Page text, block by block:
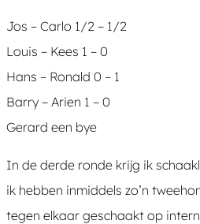
Jos – Carlo 1/2 – 1/2
Louis – Kees 1 – 0
Hans – Ronald 0 – 1
Barry – Arien 1 – 0
Gerard een bye
In de derde ronde krijg ik
ik hebben inmiddels zo’n
tegen elkaar geschaakt op